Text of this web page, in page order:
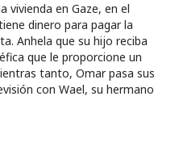
vivienda en Gaze, en el
dinero para pagar la
Anhela que su hijo reciba
que le proporcione un
tanto, Omar pasa sus
con Wael, su hermano